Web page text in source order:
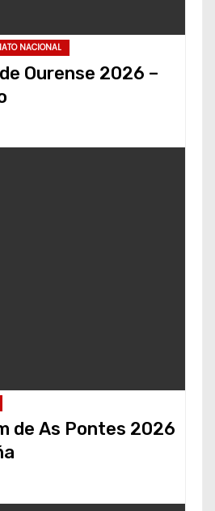
NACIONAL
Ourense 2026 –
de As Pontes 2026